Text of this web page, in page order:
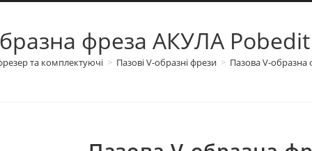
фреза AКУЛА
та комплектуючі > Пазові V-образні фрези > Пазова V-образна